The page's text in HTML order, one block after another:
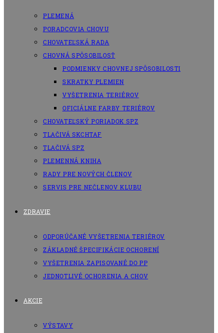
PLEMENÁ
PORADCOVIA CHOVU
CHOVATEĽSKÁ RADA
CHOVNÁ SPÔSOBILOSŤ
PODMIENKY CHOVNEJ SPÔSOBILOSTI
SKRATKY PLEMIEN
VYŠETRENIA TERIÉROV
OFICIÁLNE FARBY TERIÉROV
CHOVATEĽSKÝ PORIADOK SPZ
TLAČIVÁ SKCHTAF
TLAČIVÁ SPZ
PLEMENNÁ KNIHA
RADY PRE NOVÝCH ČLENOV
SERVIS PRE NEČLENOV KLUBU
ZDRAVIE
ODPORÚČANÉ VYŠETRENIA TERIÉROV
ZÁKLADNÉ ŠPECIFIKÁCIE OCHORENÍ
VYŠETRENIA ZAPISOVANÉ DO PP
JEDNOTLIVÉ OCHORENIA A CHOV
AKCIE
VÝSTAVY